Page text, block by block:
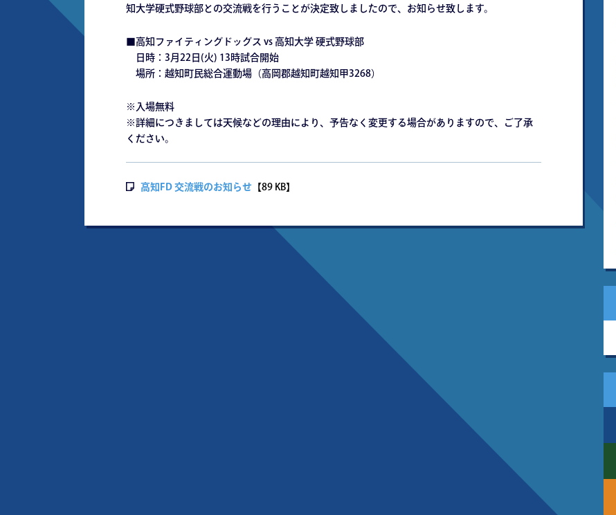
知大学硬式野球部との交流戦を行うことが決定致しましたので、お知らせ致します。
■高知ファイティングドッグス vs 高知大学 硬式野球部
日時：3月22日(火) 13時試合開始
場所：越知町民総合運動場（高岡郡越知町越知甲3268）
※入場無料
※詳細につきましては天候などの理由により、予告なく変更する場合がありますので、ご了承
ください。
高知FD 交流戦のお知らせ 【89 KB】